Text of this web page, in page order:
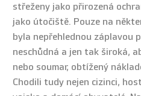
střeženy jako přirozená
jako útočiště. Pouze na
byla nepřehlednou záplavou
neschůdná a jen tak široká,
nebo soumar, obtížený
Chodili tudy nejen cizinci,